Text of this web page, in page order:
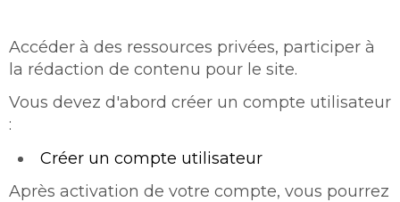
Accéder à des ressources privées, participer à
la rédaction de contenu pour le site.
Vous devez d'abord créer un compte utilisateur
:
Créer un compte utilisateur
Après activation de votre compte, vous pourrez